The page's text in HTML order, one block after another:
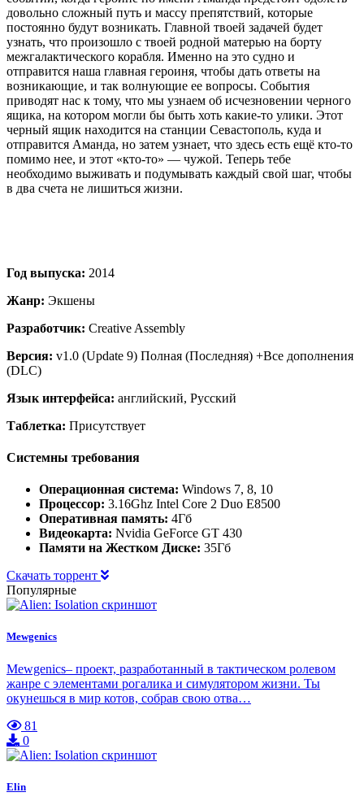
довольно сложный путь и массу препятствий, которые
постоянно будут возникать. Главной твоей задачей будет
узнать, что произошло с твоей родной матерью на борту
межгалактического корабля. Именно на это судно и
отправится наша главная героиня, чтобы дать ответы на
возникающие, и так волнующие ее вопросы. События
приводят нас к тому, что мы узнаем об исчезновении черного
ящика, на котором могли бы быть хоть какие-то улики. Этот
черный ящик находится на станции Севастополь, куда и
отправится Аманда, но затем узнает, что здесь есть ещё кто-то
помимо нее, и этот «кто-то» — чужой. Теперь тебе
необходимо выживать и подумывать каждый свой шаг, чтобы
в два счета не лишиться жизни.
Год выпуска: 2014
Жанр: Экшены
Разработчик: Creative Assembly
Версия: v1.0 (Update 9) Полная (Последняя) +Все дополнения
(DLC)
Язык интерфейса: английский, Русский
Таблетка: Присутствует
Системны требования
Операционная система: Windows 7, 8, 10
Процессор: 3.16Ghz Intel Core 2 Duo E8500
Оперативная память: 4Гб
Видеокарта: Nvidia GeForce GT 430
Памяти на Жестком Диске: 35Гб
Скачать торрент
Популярные
Mewgenics
Mewgenics– проект, разработанный в тактическом ролевом
жанре с элементами рогалика и симулятором жизни. Ты
окунешься в мир котов, собрав свою отва…
81
0
Elin